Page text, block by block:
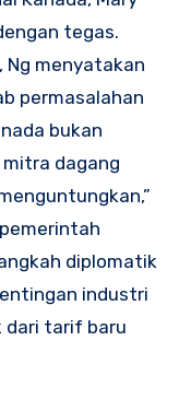
tegas.
Ng menyatakan
permasalahan
bukan
mitra dagang
diplomatik
industri
dari tarif baru